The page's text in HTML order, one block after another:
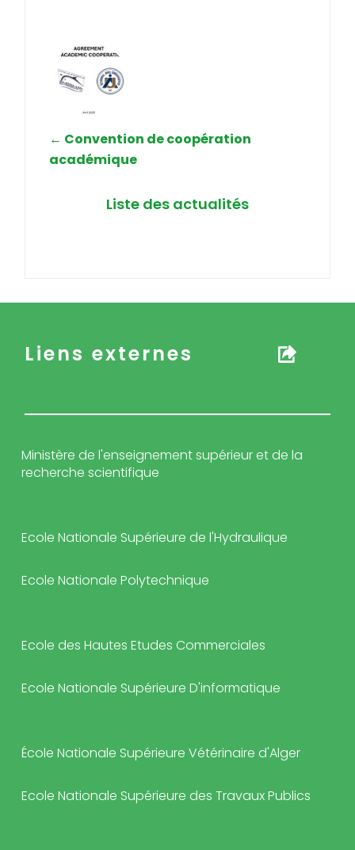
← Convention de coopération
académique
Liste des actualités
Liens externes
Ministère de l'enseignement supérieur et de la
recherche scientifique
Ecole Nationale Supérieure de l'Hydraulique
Ecole Nationale Polytechnique
Ecole des Hautes Etudes Commerciales
Ecole Nationale Supérieure D'informatique
École Nationale Supérieure Vétérinaire d'Alger
Ecole Nationale Supérieure des Travaux Publics